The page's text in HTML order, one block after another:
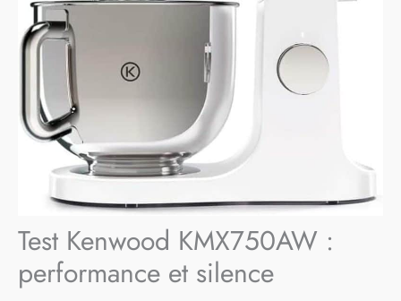
Test Kenwood KMX750AW :
performance et silence